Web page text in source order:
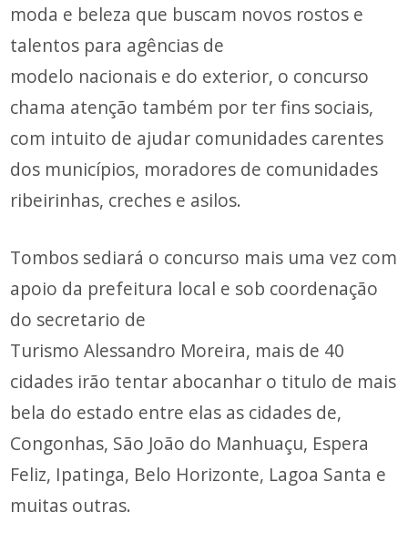
moda e beleza que buscam novos rostos e
talentos para agências de
modelo nacionais e do exterior, o concurso
chama atenção também por ter fins sociais,
com intuito de ajudar comunidades carentes
dos municípios, moradores de comunidades
ribeirinhas, creches e asilos.
Tombos sediará o concurso mais uma vez com
apoio da prefeitura local e sob coordenação
do secretario de
Turismo Alessandro Moreira, mais de 40
cidades irão tentar abocanhar o titulo de mais
bela do estado entre elas as cidades de,
Congonhas, São João do Manhuaçu, Espera
Feliz, Ipatinga, Belo Horizonte, Lagoa Santa e
muitas outras.